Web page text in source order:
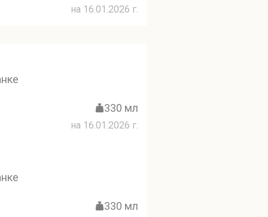
на 16.01.2026 г.
330 мл
на 16.01.2026 г.
330 мл